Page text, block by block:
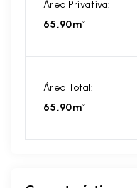
Área Privativa:
65,90m²
Área Total:
65,90m²